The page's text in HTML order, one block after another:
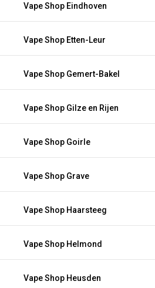
Vape Shop Eindhoven
Vape Shop Etten-Leur
Vape Shop Gemert-Bakel
Vape Shop Gilze en Rijen
Vape Shop Goirle
Vape Shop Grave
Vape Shop Haarsteeg
Vape Shop Helmond
Vape Shop Heusden